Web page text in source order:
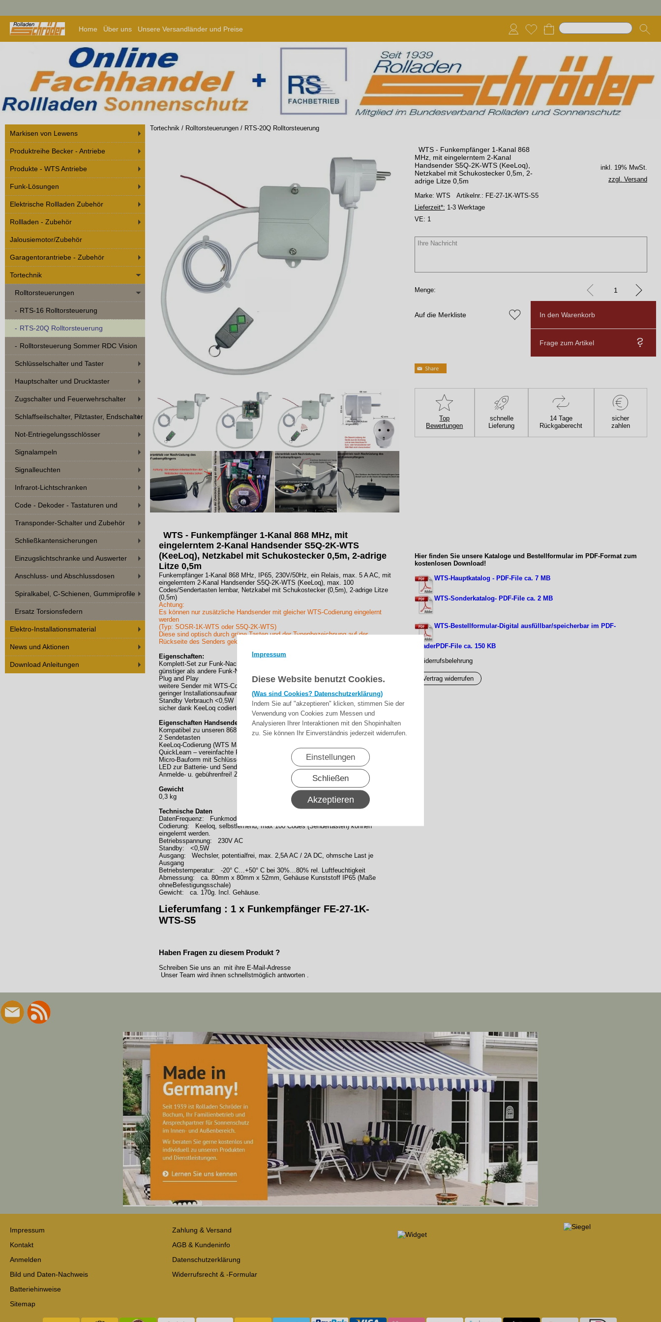
Impressum
Diese Website benutzt Cookies.
(Was sind Cookies? Datenschutzerklärung)
Indem Sie auf "akzeptieren" klicken, stimmen Sie der
Verwendung von Cookies zum Messen und
Analysieren Ihrer Interaktionen mit den Shopinhalten
zu. Sie können Ihr Einverständnis jederzeit widerrufen.
Einstellungen
Schließen
Akzeptieren
Home Über uns Unsere Versandländer und Preise
Markisen von Lewens
Produktreihe Becker - Antriebe
Produkte - WTS Antriebe
Funk-Lösungen
Elektrische Rollladen Zubehör
Rollladen - Zubehör
Jalousiemotor/Zubehör
Garagentorantriebe - Zubehör
Tortechnik
Rolltorsteuerungen
RTS-16 Rolltorsteuerung
RTS-20Q Rolltorsteuerung
Rolltorsteuerung Sommer RDC Vision
Schlüsselschalter und Taster
Hauptschalter und Drucktaster
Zugschalter und Feuerwehrschalter
Schlaffseilschalter, Pilztaster, Endschalter
Not-Entriegelungsschlösser
Signalampeln
Signalleuchten
Infrarot-Lichtschranken
Code - Dekoder - Tastaturen und
Zubehör
Transponder-Schalter und Zubehör
Schließkantensicherungen
Einzugslichtschranke und Auswerter
Anschluss- und Abschlussdosen
Spiralkabel, C-Schienen, Gummiprofile
Ersatz Torsionsfedern
Elektro-Installationsmaterial
News und Aktionen
Download Anleitungen
Tortechnik / Rolltorsteuerungen / RTS-20Q Rolltorsteuerung
WTS - Funkempfänger 1-Kanal 868
MHz, mit eingelerntem 2-Kanal
Handsender S5Q-2K-WTS (KeeLoq),
Netzkabel mit Schukostecker 0,5m, 2-
adrige Litze 0,5m
Marke: WTS Artikelnr.: FE-27-1K-WTS-S5
Lieferzeit*: 1-3 Werktage
VE: 1
inkl. 19% MwSt.
zzgl. Versand
Menge:
Auf die Merkliste In den Warenkorb
Frage zum Artikel
Top
Bewertungen
schnelle
Lieferung
14 Tage
Rückgaberecht
sicher
zahlen
WTS - Funkempfänger 1-Kanal 868 MHz, mit
eingelerntem 2-Kanal Handsender S5Q-2K-WTS
(KeeLoq), Netzkabel mit Schukostecker 0,5m, 2-adrige
Litze 0,5m
Funkempfänger 1-Kanal 868 MHz, IP65, 230V/50Hz, ein Relais, max. 5 A AC, mit
eingelerntem 2-Kanal Handsender S5Q-2K-WTS (KeeLoq), max. 100
Codes/Sendertasten lernbar, Netzkabel mit Schukostecker (0,5m), 2-adrige Litze
(0,5m)
Achtung:
Es können nur zusätzliche Handsender mit gleicher WTS-Codierung eingelernt
werden
(Typ: SOSR-1K-WTS oder S5Q-2K-WTS)
Diese sind optisch durch grüne Tasten und der Typenbezeichnung auf der
Rückseite des Senders gekennzeichnet.
Eigenschaften:
Komplett-Set zur Funk-Nachrüstung
günstiger als andere Funk-Nachrüstlösungen
Plug and Play
weitere Sender mit WTS-Codierung einlernbar
geringer Installationsaufwand
Standby Verbrauch <0,5W
sicher dank KeeLoq codiertem Funk
Eigenschaften Handsender:
Kompatibel zu unseren 868,3MHz AM-Funkempfängern mit WTS-codierung
2 Sendetasten
KeeLoq-Codierung (WTS Manufacturercode)
QuickLearn – vereinfachte Fernlernfunktion
Micro-Bauform mit Schlüsselanhänger
LED zur Batterie- und Sendekontrolle
Anmelde- u. gebührenfrei! Zulassung n. ETS 300 220
Gewicht
0,3 kg
Technische Daten
DatenFrequenz: Funkmodul 868,3 MHz AM
Codierung: Keeloq, selbstlernend, max 100 Codes (Sendertasten) können
eingelernt werden.
Betriebsspannung: 230V AC
Standby: <0,5W
Ausgang: Wechsler, potentialfrei, max. 2,5A AC / 2A DC, ohmsche Last je
Ausgang
Betriebstemperatur: -20° C…+50° C bei 30%…80% rel. Luftfeuchtigkeit
Abmessung: ca. 80mm x 80mm x 52mm, Gehäuse Kunststoff IP65 (Maße
ohneBefestigungsschale)
Gewicht: ca. 170g. Incl. Gehäuse.
Lieferumfang : 1 x Funkempfänger FE-27-1K-
WTS-S5
Haben Fragen zu diesem Produkt ?
Schreiben Sie uns an mit ihre E-Mail-Adresse
Unser Team wird ihnen schnellstmöglich antworten .
Hier finden Sie unsere Kataloge und Bestellformular im PDF-Format zum
kostenlosen Download!
WTS-Hauptkatalog - PDF-File ca. 7 MB
WTS-Sonderkatalog- PDF-File ca. 2 MB
WTS-Bestellformular-Digital ausfüllbar/speicherbar im PDF-
ReaderPDF-File ca. 150 KB
▸Widerrufsbelehrung
Vertrag widerrufen
Impressum
Kontakt
Anmelden
Bild und Daten-Nachweis
Batteriehinweise
Sitemap
Zahlung & Versand
AGB & Kundeninfo
Datenschutzerklärung
Widerrufsrecht & -Formular